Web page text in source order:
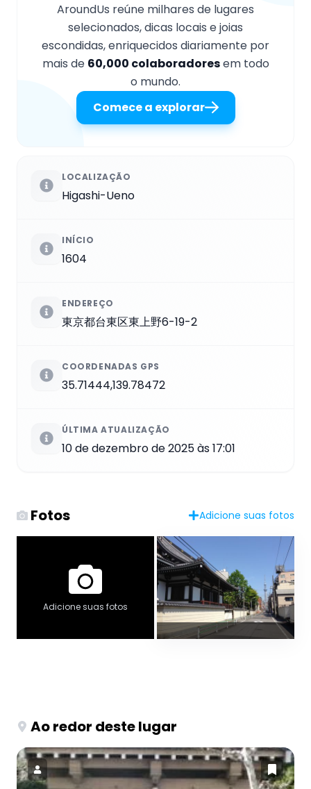
AroundUs reúne milhares de lugares
selecionados, dicas locais e joias
escondidas, enriquecidos diariamente por
mais de 60,000 colaboradoresem todo
o mundo.
Comece a explorar
LOCALIZAÇÃO
Higashi-Ueno
INÍCIO
1604
ENDEREÇO
東京都台東区東上野6-19-2
COORDENADAS GPS
35.71444,139.78472
ÚLTIMA ATUALIZAÇÃO
10 de dezembro de 2025 às 17:01
Fotos Adicione suas fotos
Adicione suas fotos
Ao redor deste lugar